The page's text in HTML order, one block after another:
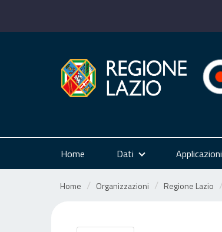
Home Dati Applicazioni
Home Organizzazioni Regione Lazio